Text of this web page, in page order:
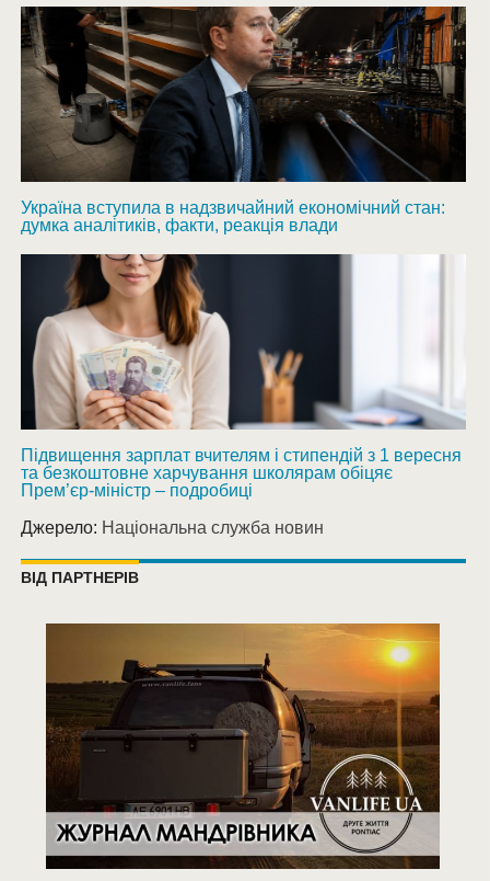
Україна вступила в надзвичайний економічний стан:
думка аналітиків, факти, реакція влади
Підвищення зарплат вчителям і стипендій з 1 вересня
та безкоштовне харчування школярам обіцяє
Прем’єр-міністр – подробиці
Джерело: Національна служба новин
ВІД ПАРТНЕРІВ